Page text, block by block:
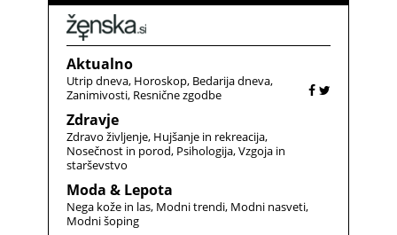
Aktualno
Utrip dneva Horoskop Bedarija dneva
Zanimivosti Resnične zgodbe
Zdravje
Zdravo življenje Hujšanje in rekreacija
Nosečnost in porod Psihologija Vzgoja in
starševstvo
Moda & Lepota
Nega kože in las Modni trendi Modni nasveti
Modni šoping